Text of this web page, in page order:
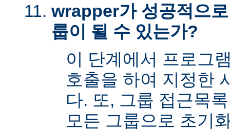
wrapper가 성공적으
룹이 될 수 있는가?
이 단계에서 프로그
호출을 하여 지정한
다. 또, 그룹 접근목
모든 그룹으로 초기